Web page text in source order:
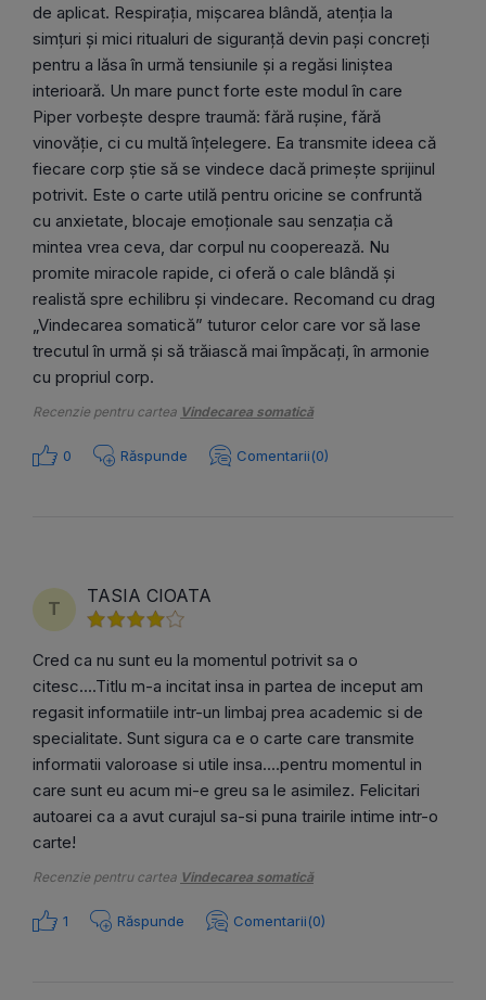
de aplicat. Respirația, mișcarea blândă, atenția la
simțuri și mici ritualuri de siguranță devin pași concreți
pentru a lăsa în urmă tensiunile și a regăsi liniștea
interioară. Un mare punct forte este modul în care
Piper vorbește despre traumă: fără rușine, fără
vinovăție, ci cu multă înțelegere. Ea transmite ideea că
fiecare corp știe să se vindece dacă primește sprijinul
potrivit. Este o carte utilă pentru oricine se confruntă
cu anxietate, blocaje emoționale sau senzația că
mintea vrea ceva, dar corpul nu cooperează. Nu
promite miracole rapide, ci oferă o cale blândă și
realistă spre echilibru și vindecare. Recomand cu drag
„Vindecarea somatică” tuturor celor care vor să lase
trecutul în urmă și să trăiască mai împăcați, în armonie
cu propriul corp.
Recenzie pentru cartea Vindecarea somatică
0 Răspunde Comentarii(0)
T
TASIA CIOATA
Cred ca nu sunt eu la momentul potrivit sa o
citesc....Titlu m-a incitat insa in partea de inceput am
regasit informatiile intr-un limbaj prea academic si de
specialitate. Sunt sigura ca e o carte care transmite
informatii valoroase si utile insa....pentru momentul in
care sunt eu acum mi-e greu sa le asimilez. Felicitari
autoarei ca a avut curajul sa-si puna trairile intime intr-o
carte!
Recenzie pentru cartea Vindecarea somatică
1 Răspunde Comentarii(0)